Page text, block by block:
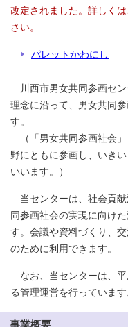
改定されました。詳しく
さい。
パレットかわにし
川西市男女共同参画セン
理念に沿って、男女共同
す。
（「男女共同参画社会」
野にともに参画し、いき
いいます。）
当センターは、社会貢献
同参画社会の実現に向け
す。会議や資料づくり、
のために利用できます。
なお、当センターは、平
る管理運営を行っています
事業概要